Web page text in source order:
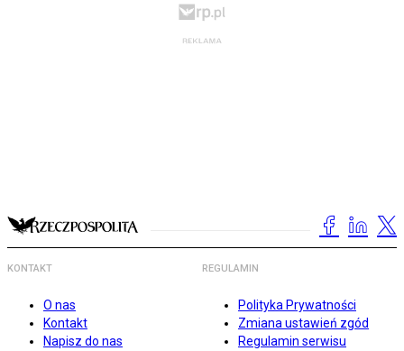
KONTAKT
O nas
Kontakt
Napisz do nas
REGULAMIN
Polityka Prywatności
Zmiana ustawień zgód
Regulamin serwisu